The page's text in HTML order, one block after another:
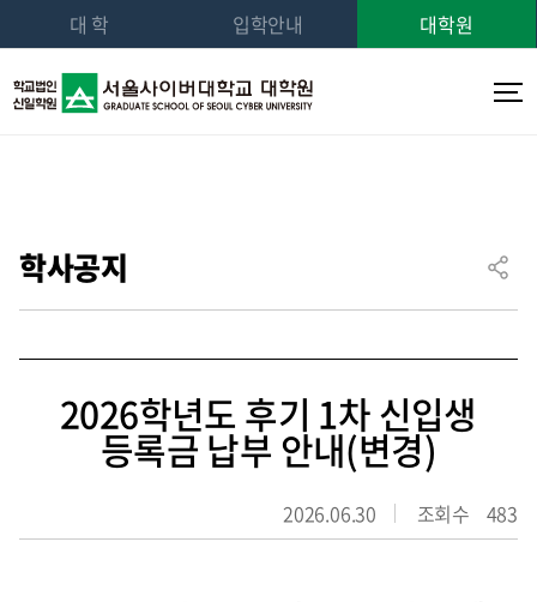
대 학 입학안내 대학원
학사공지
2026학년도 후기 1차 신입생
등록금 납부 안내(변경)
2026.06.30 조회수 483